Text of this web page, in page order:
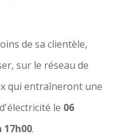
de sa clientèle,
sur le réseau de
qui entraîneront une
le 06
17h00.